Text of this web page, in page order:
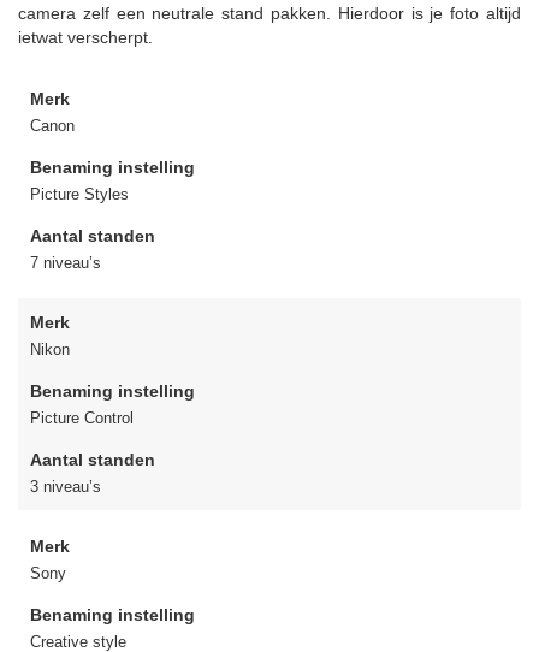
camera zelf een neutrale stand pakken. Hierdoor is je foto altijd
ietwat verscherpt.
Merk
Canon
Benaming instelling
Picture Styles
Aantal standen
7 niveau’s
Merk
Nikon
Benaming instelling
Picture Control
Aantal standen
3 niveau’s
Merk
Sony
Benaming instelling
Creative style